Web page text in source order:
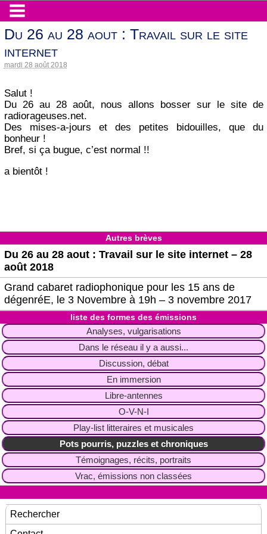
Du 26 au 28 aout : Travail sur le site
internet
mardi 28 août 2018
Salut !
Du 26 au 28 août, nous allons bosser sur le site de
radiorageuses.net.
Des mises-a-jours et des petites bidouilles, que du
bonheur !
Bref, si ça bugue, c’est normal !!
a bientôt !
Autres brèves
Du 26 au 28 aout : Travail sur le site internet – 28
août 2018
Grand cabaret radiophonique pour les 15 ans de
dégenréE, le 3 Novembre à 19h – 3 novembre 2017
liste des formes des émissions
Analyses, vulgarisations
Dans le réseau il y a aussi...
Discussion, débat
En immersion
Libre-antennes
O-V-N-I
Play-list litteraires et musicales
Pots pourris, puzzles et chroniques
Témoignages, récits, portraits
Vrac, émissions non classées
Rechercher